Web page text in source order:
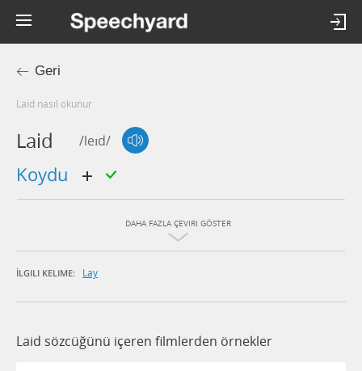
Geri
laid nasıl okunur
Laid /leɪd/
koydu
DAHA FAZLA ÇEVIRI GÖSTER
İLGILI KELIME: Lay
Laid sözcüğünü içeren filmlerden örnekler